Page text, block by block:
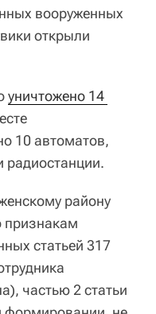
вооруженных
открыли
уничтожено 14
10 автоматов,
радиостанции.
району
признакам
статьей 317
частью 2 статьи